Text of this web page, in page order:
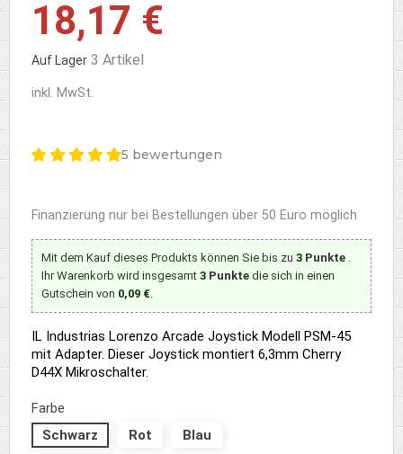
18,17 €
Auf Lager 3 Artikel
inkl. MwSt.
5 bewertungen
Finanzierung nur bei Bestellungen über 50 Euro möglich
Mit dem Kauf dieses Produkts können Sie bis zu 3 Punkte .
Ihr Warenkorb wird insgesamt 3 Punkte die sich in einen
Gutschein von 0,09 €.
IL Industrias Lorenzo Arcade Joystick Modell PSM-45
mit Adapter. Dieser Joystick montiert 6,3mm Cherry
D44X Mikroschalter.
Farbe
Schwarz
Rot Blau